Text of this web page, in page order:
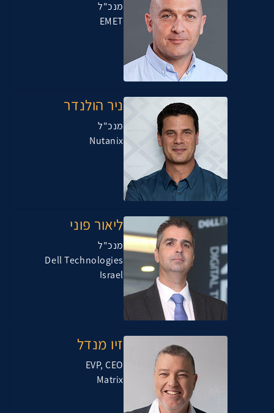
מנכ"ל
EMET
ניר הולנדר
מנכ"ל
Nutanix
ליאור פוני
מנכ"ל
Dell Technologies
Israel
זיו מנדל
EVP, CEO
Matrix